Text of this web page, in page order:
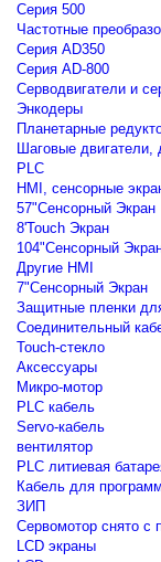
Серия 500
Частотные
Серия AD350
Серия AD-800
Серводвигатели и
Энкодеры
Планетарные
Шаговые двигатели,
PLC
HMI, сенсорные
57"Сенсорный Экран
8'Touch Экран
104"Сенсорный
Другие HMI
7"Сенсорный Экран
Защитные пленки
Соединительный
Touch-стекло
Аксессуары
Микро-мотор
PLC кабель
Servo-кабель
вентилятор
PLC литиевая
Кабель для
ЗИП
Сервомотор снято с
LCD экраны